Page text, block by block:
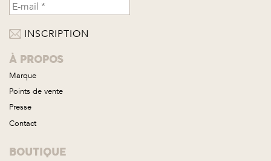
À PROPOS
Marque
Points de vente
Presse
Contact
BOUTIQUE